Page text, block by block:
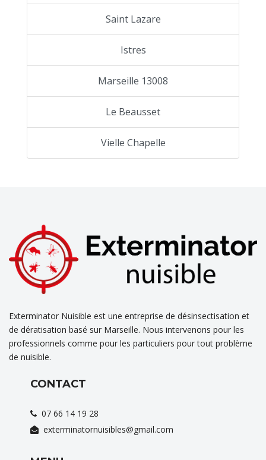
Saint Lazare
Istres
Marseille 13008
Le Beausset
Vielle Chapelle
Exterminator Nuisible est une entreprise de désinsectisation et
de dératisation basé sur Marseille. Nous intervenons pour les
professionnels comme pour les particuliers pour tout problème
de nuisible.
CONTACT
07 66 14 19 28
exterminatornuisibles@gmail.com